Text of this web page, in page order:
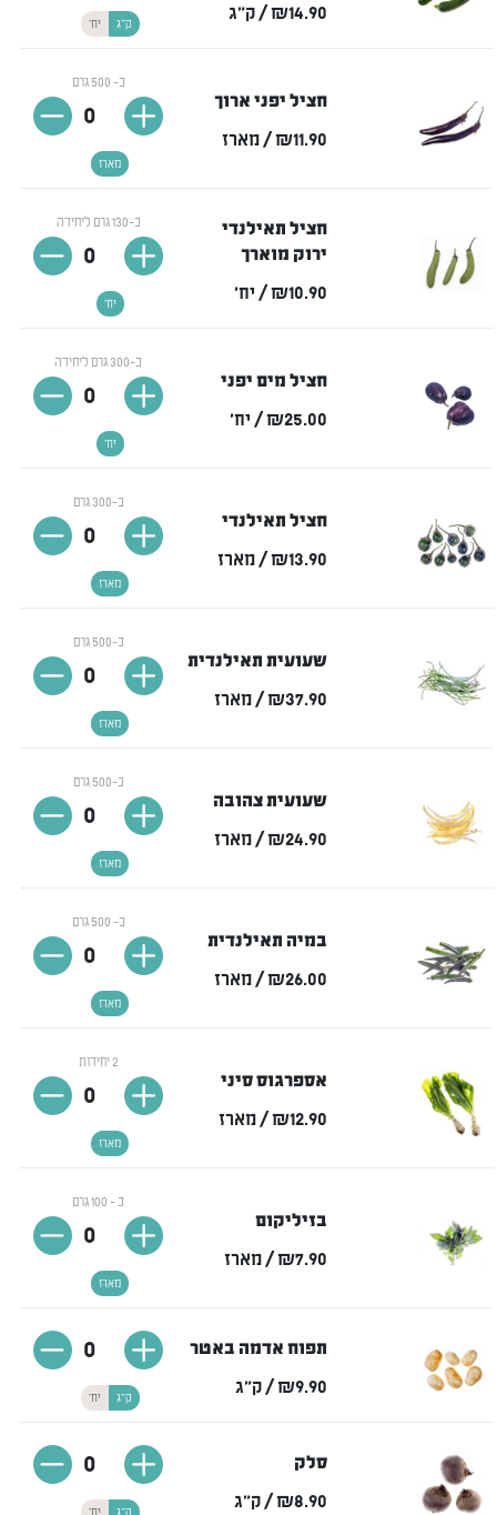
₪14.90/ ק"ג ק"ג יח'
חציל יפני ארוך
₪11.90/ מארז
כ- 500 גרם
מארז
0
חציל תאילנדי
ירוק מוארך
₪10.90/ יח'
כ-130 גרם ליחידה
יח'
0
חציל מים יפני
₪25.00/ יח'
כ-300 גרם ליחידה
יח'
0
חציל תאילנדי
₪13.90/ מארז
כ-300 גרם
מארז
0
שעועית תאילנדית
₪37.90/ מארז
כ-500 גרם
מארז
0
שעועית צהובה
₪24.90/ מארז
כ-500 גרם
מארז
0
במיה תאילנדית
₪26.00/ מארז
כ- 500 גרם
מארז
0
אספרגוס סיני
₪12.90/ מארז
2 יחידות
מארז
0
בזיליקום
₪7.90/ מארז
כ - 100 גרם
מארז
0
תפוח אדמה באטר
₪9.90/ ק"ג ק"ג יח'
0
סלק
₪8.90/ ק"ג
0